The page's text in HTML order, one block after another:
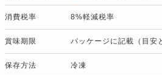
消費税率 8%軽減税率
賞味期限 パッケージに記載（目安
保存方法 冷凍